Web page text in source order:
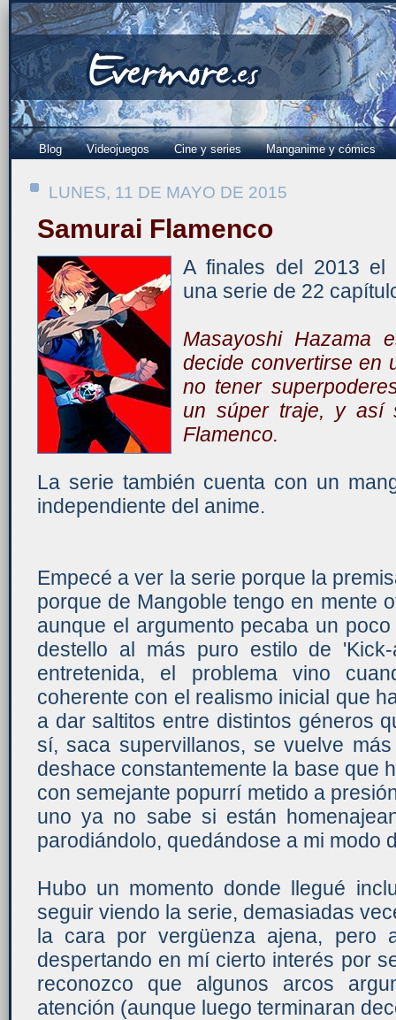
Blog Videojuegos Cine y series Manganime y cómics
LUNES, 11 DE MAYO DE 2015
Samurai Flamenco
A finales del 2013 el
una serie de 22
Masayoshi Hazama
decide convertirse en
no tener
un súper traje, y así
Flamenco.
La serie también cuenta con un
independiente del anime.
Empecé a ver la serie porque la
porque de Mangoble tengo en mente
aunque el argumento pecaba un
destello al más puro estilo de
entretenida, el problema vino
coherente con el realismo inicial que
a dar saltitos entre distintos géneros
sí, saca supervillanos, se vuelve
deshace constantemente la base que
con semejante popurrí metido a
uno ya no sabe si están
parodiándolo, quedándose a mi modo
Hubo un momento donde llegué
seguir viendo la serie, demasiadas
la cara por vergüenza ajena, pero
despertando en mí cierto interés por
reconozco que algunos arcos
atención (aunque luego terminaran